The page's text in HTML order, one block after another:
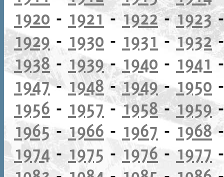
1920 - 1921-1922-1923
1929 - 1930 - 1931 -1932
1938 - 1939- 1940 - 1941
1947- 1948-1949-1950
1956 - 1957-1958-1959
1965- 1966 - 1967 -1968
1974- 1975 - 1976 - 1977